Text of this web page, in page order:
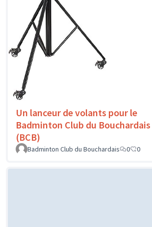
Un lanceur de volants pour le
Badminton Club du Bouchardais
(BCB)
Badminton Club du Bouchardais 0 0